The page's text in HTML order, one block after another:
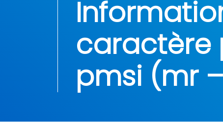
caractère
pmsi (mr